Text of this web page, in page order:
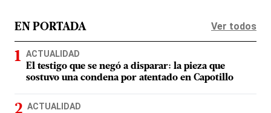
EN PORTADA Ver todos
ACTUALIDAD
El testigo que se negó a disparar: la pieza que
sostuvo una condena por atentado en Capotillo
ACTUALIDAD